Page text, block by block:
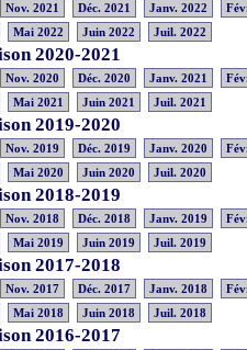
Nov. 2021 Déc. 2021 Janv. 2022
Mai 2022 Juin 2022 Juil. 2022
2020-2021
Nov. 2020 Déc. 2020 Janv. 2021
Mai 2021 Juin 2021 Juil. 2021
2019-2020
Nov. 2019 Déc. 2019 Janv. 2020
Mai 2020 Juin 2020 Juil. 2020
2018-2019
Nov. 2018 Déc. 2018 Janv. 2019
Mai 2019 Juin 2019 Juil. 2019
2017-2018
Nov. 2017 Déc. 2017 Janv. 2018
Mai 2018 Juin 2018 Juil. 2018
2016-2017